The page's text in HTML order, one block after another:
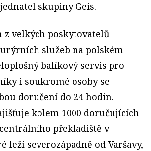
skupiny Geis.
z velkých poskytovatelů
služeb na polském
balíkový servis pro
i soukromé osoby se
doručení do 24 hodin.
kolem 1000 doručujících
překladiště v
leží severozápadně od Varšavy,